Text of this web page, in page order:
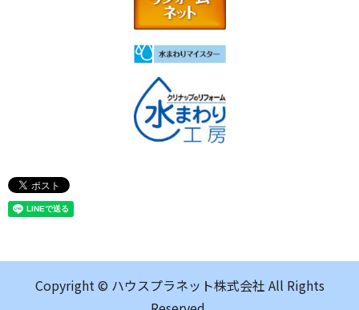
Copyright © ハウスプラネット株式会社 All Rights